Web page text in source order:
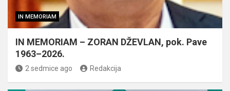
IN MEMORIAM
IN MEMORIAM – ZORAN DŽEVLAN, pok. Pave
1963–2026.
2 sedmice ago Redakcija